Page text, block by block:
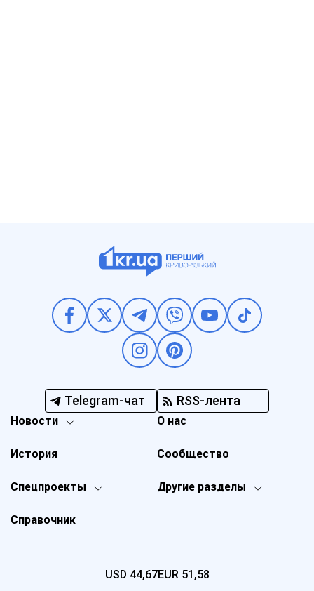
Telegram-чат RSS-лента
Новости
Спецпроекты Другие разделы
История
О нас
Справочник
Сообщество
USD 44,67EUR 51,58